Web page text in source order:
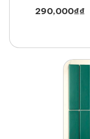
290,000₫₫